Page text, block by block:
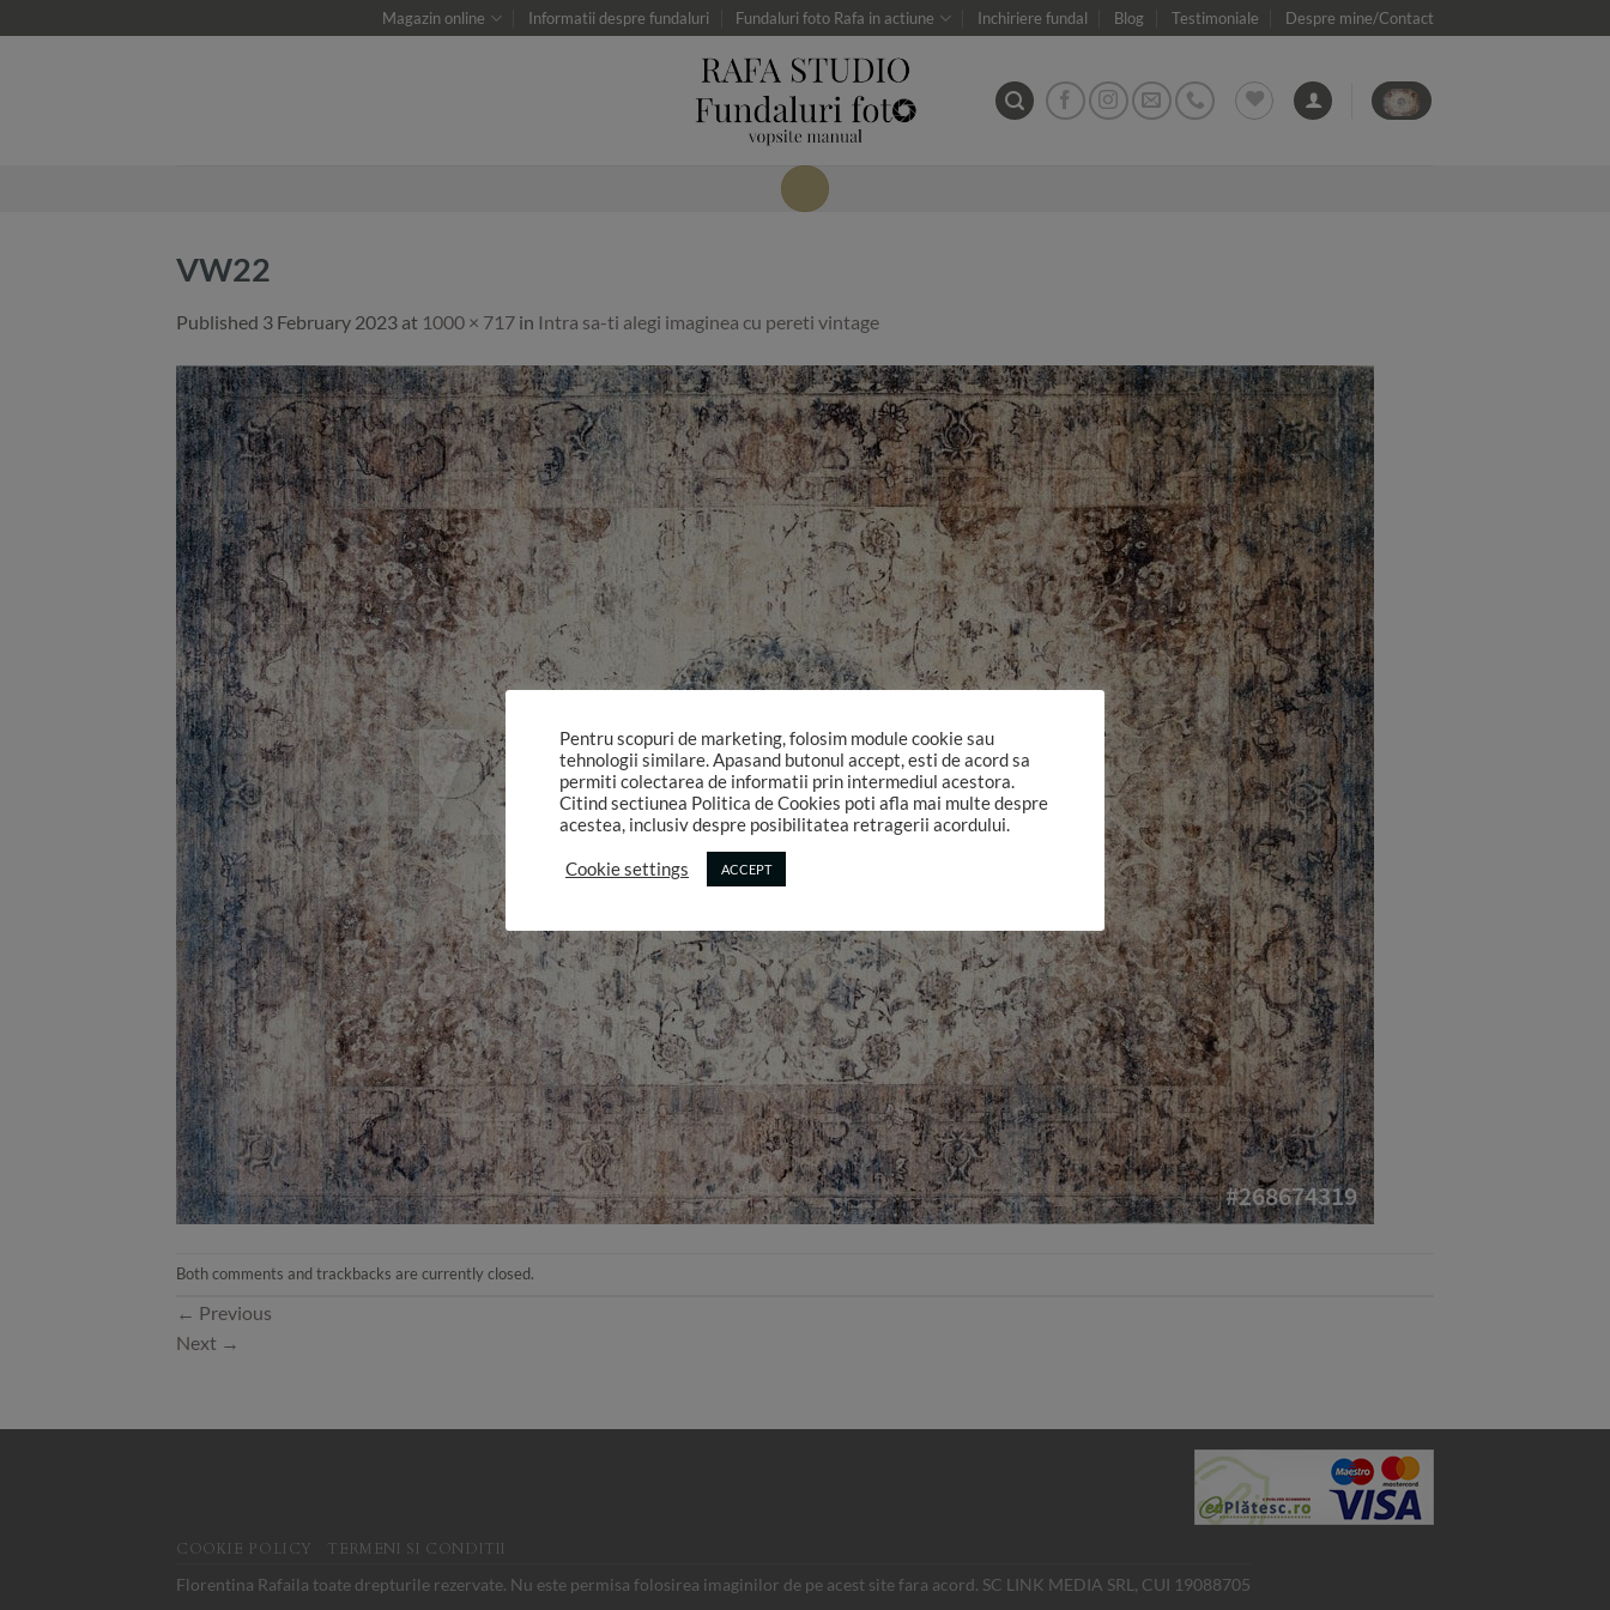
to
Magazin online Informatii despre fundaluri Fundaluri foto Rafa in actiune Inchiriere fundal Blog Testimoniale Despre mine/Contact
VW22
Published 3 February 2023 at 1000 × 717 in Intra sa-ti alegi imaginea cu pereti vintage
Both comments and trackbacks are currently closed.
← Previous
Next →
COOKIE POLICY TERMENI SI CONDITII
Florentina Rafaila toate drepturile rezervate. Nu este permisa folosirea imaginilor de pe acest site fara acord. SC LINK MEDIA SRL, CUI 19088705
Pentru scopuri de marketing, folosim module cookie sau
tehnologii similare. Apasand butonul accept, esti de acord sa
permiti colectarea de informatii prin intermediul acestora.
Citind sectiunea Politica de Cookies poti afla mai multe despre
acestea, inclusiv despre posibilitatea retragerii acordului.
Cookie settings ACCEPT